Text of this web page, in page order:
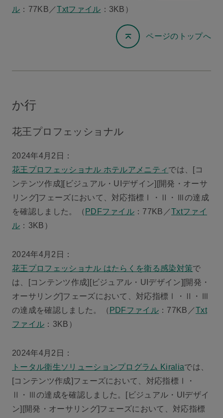
ル ：77KB／Txtファイル ：3KB）
ページのトップへ
か行
花王プロフェッショナル
2024年4月2日：
花王プロフェッショナル ホテルアメニティ では、[コ
ンテンツ作成][ビジュアル・UIデザイン][開発・オーサ
リング]フェーズにおいて、対応指標Ⅰ・Ⅱ・Ⅲの達成
を確認しました。（ PDFファイル ：77KB／Txtファイ
ル ：3KB）
2024年4月2日：
花王プロフェッショナル はたらくを衛る感染対策で
は、[コンテンツ作成][ビジュアル・UIデザイン][開発・
オーサリング]フェーズにおいて、対応指標Ⅰ・Ⅱ・Ⅲ
の達成を確認しました。（ PDFファイル ：77KB／Txt
ファイル ：3KB）
2024年4月2日：
トータル衛生ソリューションプログラム Kiraliaでは、
[コンテンツ作成]フェーズにおいて、対応指標Ⅰ・
Ⅱ・Ⅲの達成を確認しました。[ビジュアル・UIデザイ
ン][開発・オーサリング]フェーズにおいて、対応指標